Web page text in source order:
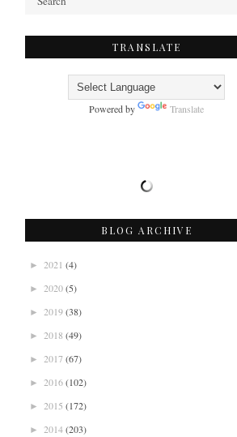
TRANSLATE
Powered by Translate
BLOG ARCHIVE
► 2021 (4)
► 2020(5)
► 2019(38)
► 2018 (49)
► 2017 (67)
► 2016(102)
► 2015 (172)
► 2014(203)